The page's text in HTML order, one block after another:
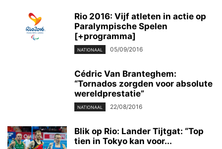
Rio 2016: Vijf atleten in actie op
Paralympische Spelen
[+programma]
NATIONAAL 05/09/2016
Cédric Van Branteghem:
“Tornados zorgden voor absolute
wereldprestatie”
NATIONAAL 22/08/2016
Blik op Rio: Lander Tijtgat: “Top
tien in Tokyo kan voor...